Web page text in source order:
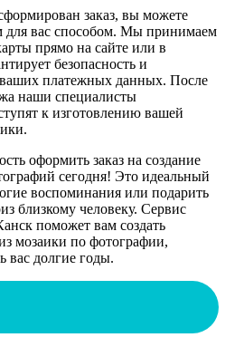
заказ, вы можете
для вас способом. Мы принимаем
прямо на сайте или в
безопасность и
платежных данных. После
наши специалисты
к изготовлению вашей
оформить заказ на создание
сегодня! Это идеальный
воспоминания или подарить
близкому человеку. Сервис
поможет вам создать
мозаики по фотографии,
вас долгие годы.